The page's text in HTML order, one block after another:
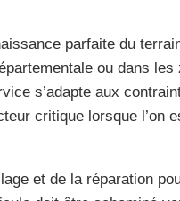
parfaite du
ou dans les
s’adapte aux
critique lorsque l’on
et de la réparation